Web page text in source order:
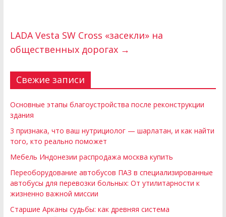
LADA Vesta SW Cross «засекли» на
общественных дорогах →
Свежие записи
Основные этапы благоустройства после реконструкции
здания
3 признака, что ваш нутрициолог — шарлатан, и как найти
того, кто реально поможет
Мебель Индонезии распродажа москва купить
Переоборудование автобусов ПАЗ в специализированные
автобусы для перевозки больных: От утилитарности к
жизненно важной миссии
Старшие Арканы судьбы: как древняя система